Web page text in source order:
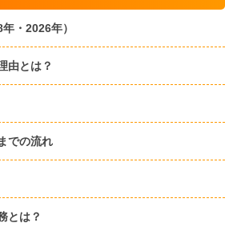
・2026年）
由とは？
での流れ
とは？